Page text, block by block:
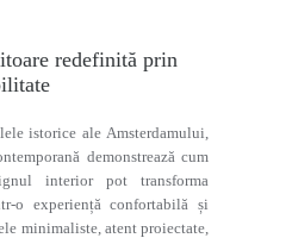
redefinită prin
istorice ale Amsterdamului,
demonstrează cum
interior pot transforma
o experiență confortabilă și
minimaliste, atent proiectate,